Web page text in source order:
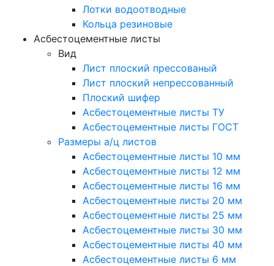
Лотки водоотводные
Кольца резиновые
Асбестоцементные листы
Вид
Лист плоский прессованый
Лист плоский непрессованный
Плоский шифер
Асбестоцементные листы ТУ
Асбестоцементные листы ГОСТ
Размеры а/ц листов
Асбестоцементные листы 10 мм
Асбестоцементные листы 12 мм
Асбестоцементные листы 16 мм
Асбестоцементные листы 20 мм
Асбестоцементные листы 25 мм
Асбестоцементные листы 30 мм
Асбестоцементные листы 40 мм
Асбестоцементные листы 6 мм